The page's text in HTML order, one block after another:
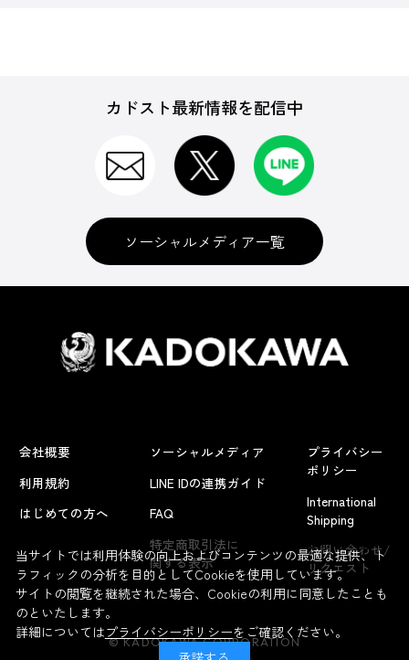
よくあるお問い合わせ
カドスト最新情報を配信中
ソーシャルメディア一覧
会社概要
利用規約
はじめての方へ
ソーシャルメディア
LINE IDの連携ガイド
FAQ
特定商取引法に
関する表示
プライバシー
ポリシー
International
Shipping
お問い合わせ/
リクエスト
© KADOKAWA CORPORATION
当サイトでは利用体験の向上およびコンテンツの最適な提供、ト
ラフィックの分析を目的としてCookieを使用しています。
サイトの閲覧を継続された場合、Cookieの利用に同意したことも
のといたします。
詳細についてはプライバシーポリシーをご確認ください。